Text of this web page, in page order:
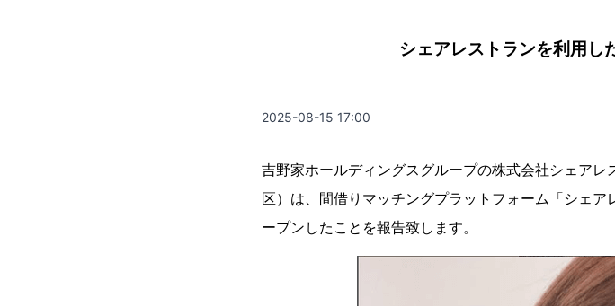
シェアレストランを利用し
2025-08-15 17:00
吉野家ホールディングスグループの株式会社シェア
区）は、間借りマッチングプラットフォーム「シェ
ープンしたことを報告致します。